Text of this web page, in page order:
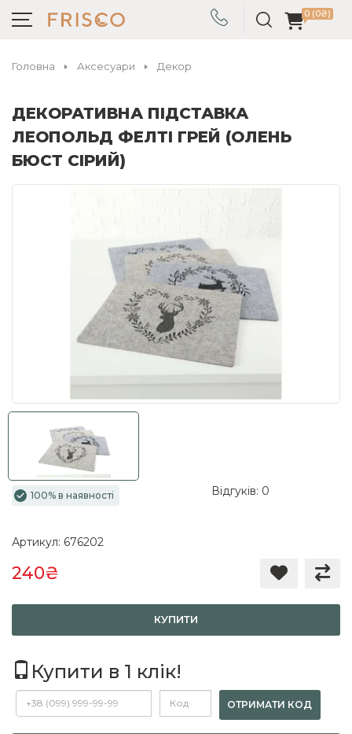
0 (0₴)
Головна Аксесуари Декор
ДЕКОРАТИВНА ПІДСТАВКА
ЛЕОПОЛЬД ФЕЛТІ ГРЕЙ (ОЛЕНЬ
БЮСТ СІРИЙ)
100% в наявності Відгуків: 0
Артикул: 676202
240₴
КУПИТИ
Купити в 1 клік!
ОТРИМАТИ КОД